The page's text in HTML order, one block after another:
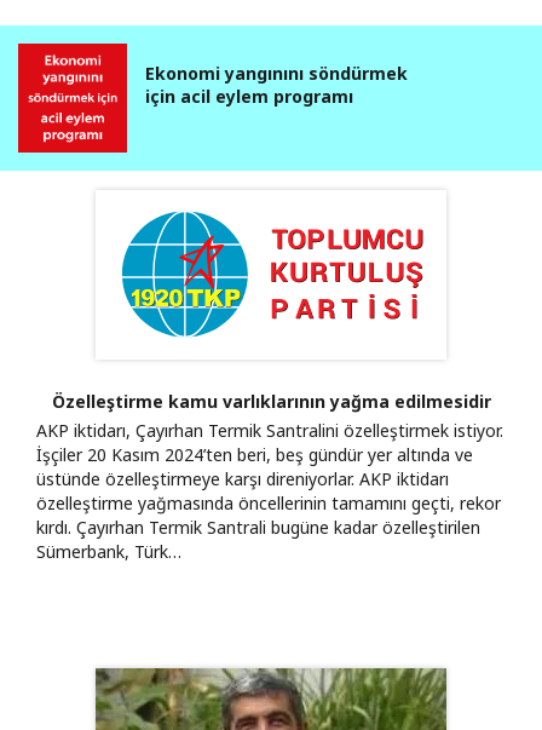
Ekonomi yangınını söndürmek
için acil eylem programı
Özelleştirme kamu varlıklarının yağma edilmesidir
AKP iktidarı, Çayırhan Termik Santralini özelleştirmek istiyor.
İşçiler 20 Kasım 2024’ten beri, beş gündür yer altında ve
üstünde özelleştirmeye karşı direniyorlar. AKP iktidarı
özelleştirme yağmasında öncellerinin tamamını geçti, rekor
kırdı. Çayırhan Termik Santrali bugüne kadar özelleştirilen
Sümerbank, Türk…